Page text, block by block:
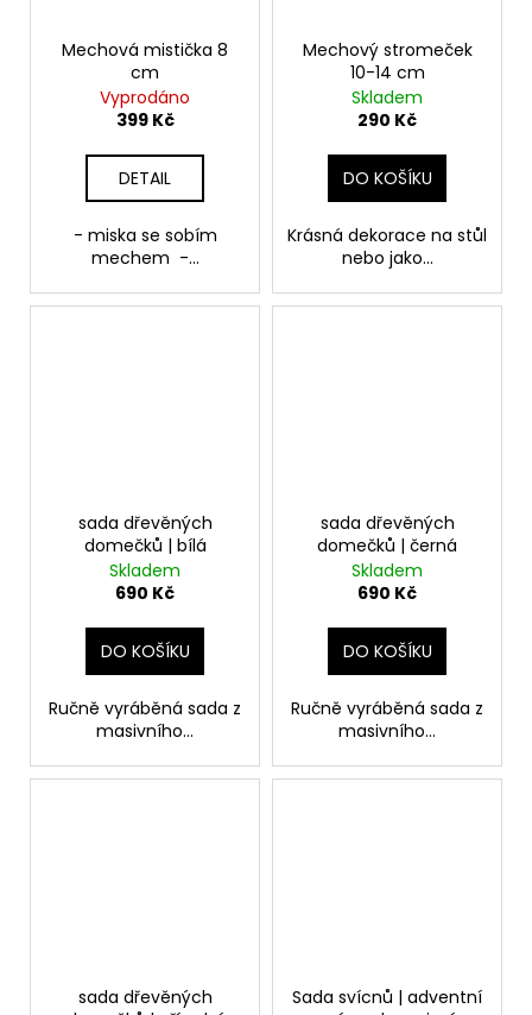
Mechová mistička 8
cm
Vyprodáno
399 Kč
DETAIL
- miska se sobím
mechem -...
Mechový stromeček
10-14 cm
Skladem
290 Kč
DO KOŠÍKU
Krásná dekorace na stůl
nebo jako...
sada dřevěných
domečků | bílá
Skladem
690 Kč
DO KOŠÍKU
Ručně vyráběná sada z
masivního...
sada dřevěných
domečků | černá
Skladem
690 Kč
DO KOŠÍKU
Ručně vyráběná sada z
masivního...
sada dřevěných
Sada svícnů | adventní